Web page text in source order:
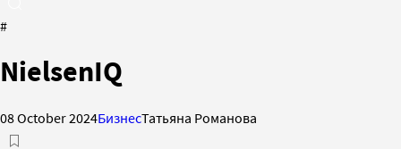
#
NielsenIQ
08 October 2024БизнесТатьяна Романова